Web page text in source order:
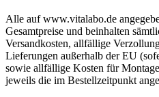
Alle auf www.vitalabo.de
Gesamtpreise und beinhalten
Versandkosten, allfällige
Lieferungen außerhalb der EU
sowie allfällige Kosten für
jeweils die im Bestellzeitpunkt